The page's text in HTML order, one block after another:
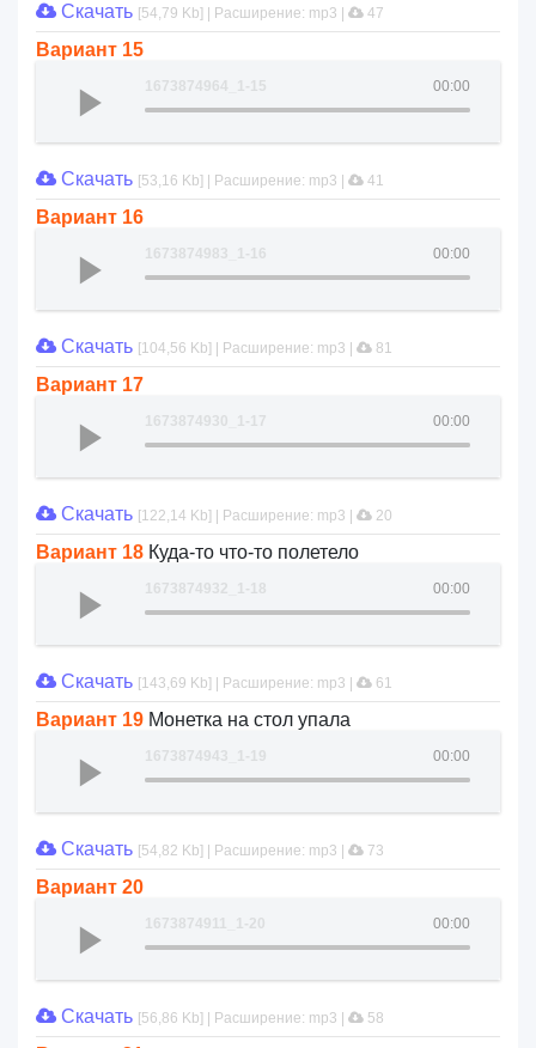
Скачать [54,79 Kb] | Расширение: mp3 | 47
Вариант 15
00:00
1673874964_1-15
Скачать [53,16 Kb] | Расширение: mp3 | 41
Вариант 16
00:00
1673874983_1-16
Скачать [104,56 Kb] | Расширение: mp3 | 81
Вариант 17
00:00
1673874930_1-17
Скачать [122,14 Kb] | Расширение: mp3 | 20
Вариант 18 Куда-то что-то полетело
00:00
1673874932_1-18
Скачать [143,69 Kb] | Расширение: mp3 | 61
Вариант 19 Монетка на стол упала
00:00
1673874943_1-19
Скачать [54,82 Kb] | Расширение: mp3 | 73
Вариант 20
00:00
1673874911_1-20
Скачать [56,86 Kb] | Расширение: mp3 | 58